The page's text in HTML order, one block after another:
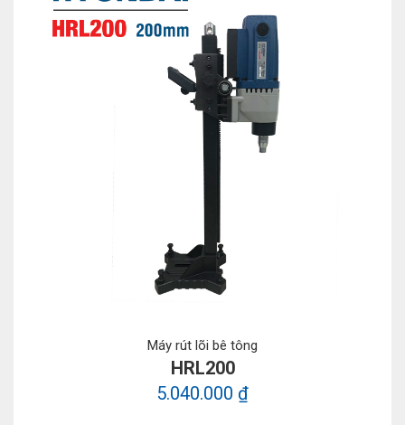
Máy rút lõi bê tông
HRL200
5.040.000 ₫